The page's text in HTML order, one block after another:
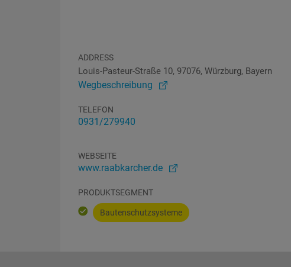
ADDRESS
Louis-Pasteur-Straße 10, 97076, Würzburg, Bayern
Wegbeschreibung
TELEFON
0931/279940
WEBSEITE
www.raabkarcher.de
PRODUKTSEGMENT
Bautenschutzsysteme